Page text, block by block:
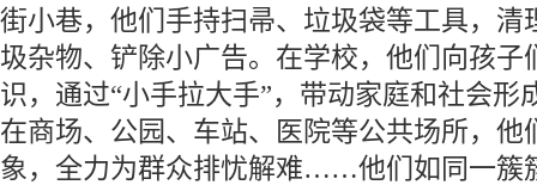
街小巷，他们手持扫帚、垃圾袋等工具，清
圾杂物、铲除小广告。在学校，他们向孩子
识，通过“小手拉大手”，带动家庭和社会形
在商场、公园、车站、医院等公共场所，他
象，全力为群众排忧解难……他们如同一簇